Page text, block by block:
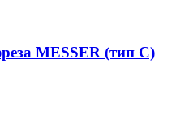
MESSER (тип C)